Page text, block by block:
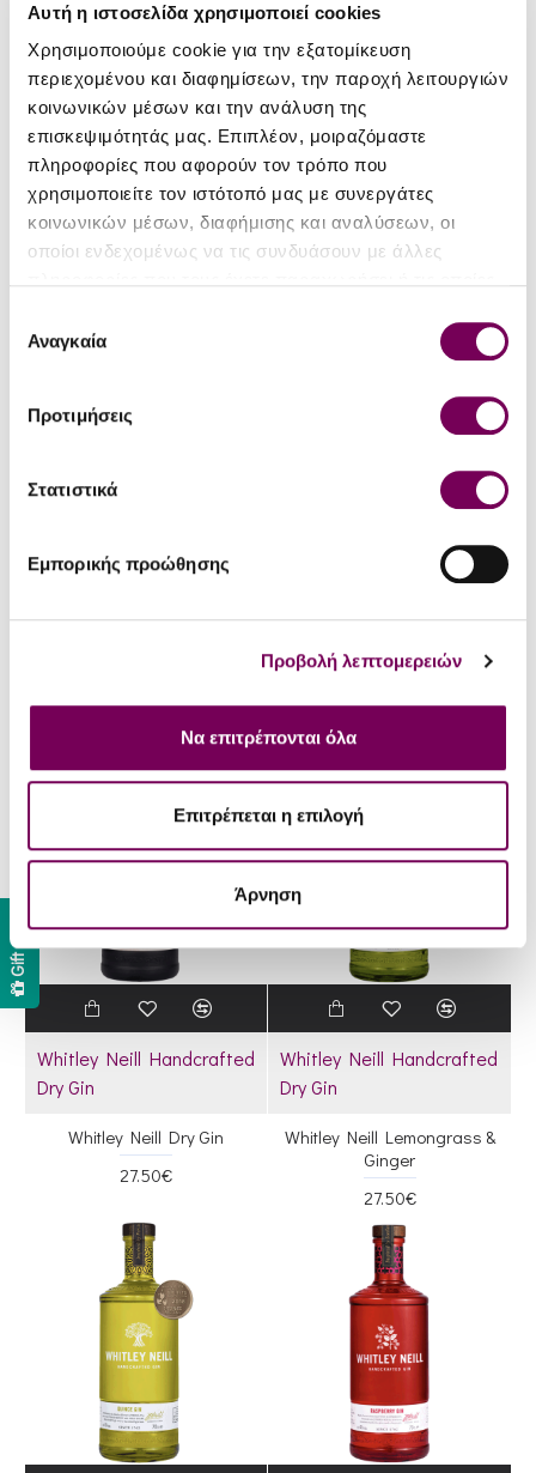
Αυτή η ιστοσελίδα χρησιμοποιεί cookies
Χρησιμοποιούμε cookie για την εξατομίκευση
περιεχομένου και διαφημίσεων, την παροχή λειτουργιών
κοινωνικών μέσων και την ανάλυση της
επισκεψιμότητάς μας. Επιπλέον, μοιραζόμαστε
πληροφορίες που αφορούν τον τρόπο που
χρησιμοποιείτε τον ιστότοπό μας με συνεργάτες
κοινωνικών μέσων, διαφήμισης και αναλύσεων, οι
οποίοι ενδεχομένως να τις συνδυάσουν με άλλες
των υπηρεσιών τους.
συγκατάθεσης
Αναγκαία
Προτιμήσεις
Στατιστικά
Εμπορικής προώθησης
Προβολή λεπτομερειών
Να επιτρέπονται όλα
Επιτρέπεται η επιλογή
Άρνηση
Hernö Gin Distillery
Hernö Sloe Gin
49.50€
Ramsbury Single Estate
Ramsbury Ultra Premium
Single Estate Gin
Whitley Neill Handcrafted
Whitley Neill Handcrafted
Whitley Neill Aloe &
Cucumber Gin
Whitley Neill Handcrafted
Dry Gin
Whitley Neill Dry Gin
27.50€
Whitley Neill Handcrafted
Dry Gin
Whitley Neill Lemongrass &
Ginger
27.50€
Gift Card